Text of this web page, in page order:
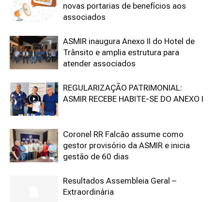
novas portarias de benefícios aos
associados
ASMIR inaugura Anexo II do Hotel de
Trânsito e amplia estrutura para
atender associados
REGULARIZAÇÃO PATRIMONIAL:
ASMIR RECEBE HABITE-SE DO ANEXO I
Coronel RR Falcão assume como
gestor provisório da ASMIR e inicia
gestão de 60 dias
Resultados Assembleia Geral –
Extraordinária